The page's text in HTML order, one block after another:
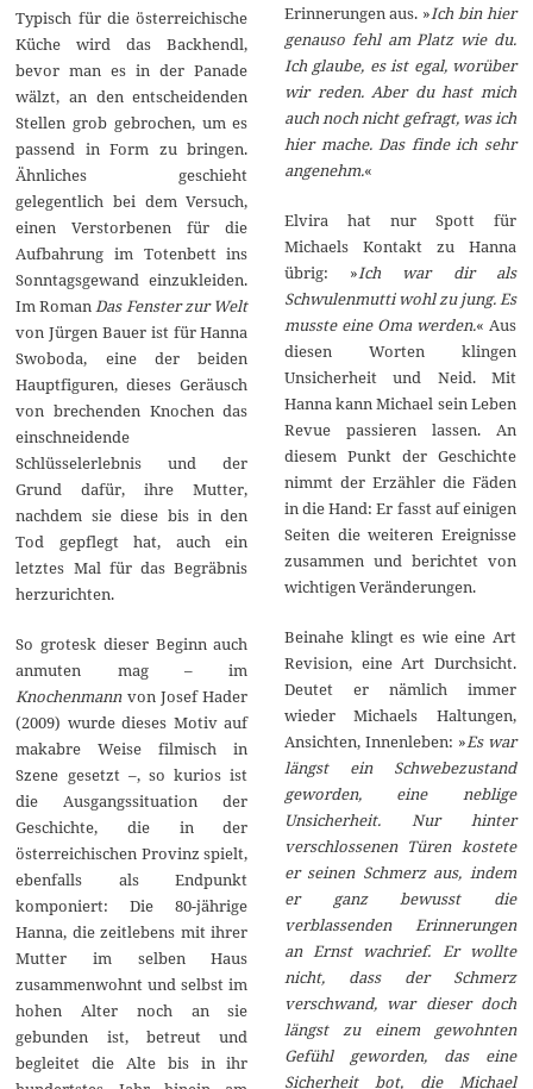
Typisch für die österreichische
Küche wird das Backhendl,
bevor man es in der Panade
wälzt, an den entscheidenden
Stellen grob gebrochen, um es
passend in Form zu bringen.
Ähnliches geschieht
gelegentlich bei dem Versuch,
einen Verstorbenen für die
Aufbahrung im Totenbett ins
Sonntagsgewand einzukleiden.
Im RomanDas Fenster zur Welt
von Jürgen Bauer ist für Hanna
Swoboda, eine der beiden
Hauptfiguren, dieses Geräusch
von brechenden Knochen das
einschneidende
Schlüsselerlebnis und der
Grund dafür, ihre Mutter,
nachdem sie diese bis in den
Tod gepflegt hat, auch ein
letztes Mal für das Begräbnis
herzurichten.
So grotesk dieser Beginn auch
anmuten mag – im
Knochenmannvon Josef Hader
(2009) wurde dieses Motiv auf
makabre Weise filmisch in
Szene gesetzt –, so kurios ist
die Ausgangssituation der
Geschichte, die in der
österreichischen Provinz spielt,
ebenfalls als Endpunkt
komponiert: Die 80-jährige
Hanna, die zeitlebens mit ihrer
Mutter im selben Haus
zusammenwohnt und selbst im
hohen Alter noch an sie
gebunden ist, betreut und
begleitet die Alte bis in ihr
Erinnerungen aus. »Ich bin hier
genauso fehl am Platz wie du.
Ich glaube, es ist egal, worüber
wir reden. Aber du hast mich
auch noch nicht gefragt, was ich
hier mache. Das finde ich sehr
angenehm.«
Elvira hat nur Spott für
Michaels Kontakt zu Hanna
übrig: »Ich war dir als
Schwulenmutti wohl zu jung. Es
musste eine Oma werden.« Aus
diesen Worten klingen
Unsicherheit und Neid. Mit
Hanna kann Michael sein Leben
Revue passieren lassen. An
diesem Punkt der Geschichte
nimmt der Erzähler die Fäden
in die Hand: Er fasst auf einigen
Seiten die weiteren Ereignisse
zusammen und berichtet von
wichtigen Veränderungen.
Beinahe klingt es wie eine Art
Revision, eine Art Durchsicht.
Deutet er nämlich immer
wieder Michaels Haltungen,
Ansichten, Innenleben: »Es war
längst ein Schwebezustand
geworden, eine neblige
Unsicherheit. Nur hinter
verschlossenen Türen kostete
er seinen Schmerz aus, indem
er ganz bewusst die
verblassenden Erinnerungen
an Ernst wachrief. Er wollte
nicht, dass der Schmerz
verschwand, war dieser doch
längst zu einem gewohnten
Gefühl geworden, das eine
Sicherheit bot, die Michael